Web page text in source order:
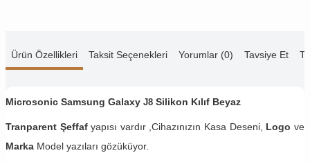
Ürün Özellikleri Taksit Seçenekleri Yorumlar (0) Tavsiye Et
Microsonic Samsung Galaxy J8 Silikon Kılıf Beyaz
Tranparent Şeffafyapısı vardır ,Cihazınızın Kasa Deseni, Logo ve
Marka Model yazıları gözüküyor.